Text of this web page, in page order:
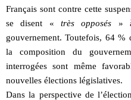
Français sont contre cette
se disent «très opposés »
gouvernement. Toutefois, 64 %
la composition du
interrogées sont même
nouvelles élections législatives.
Dans la perspective de